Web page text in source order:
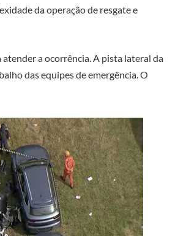
da operação de resgate e
a ocorrência. A pista lateral da
das equipes de emergência. O